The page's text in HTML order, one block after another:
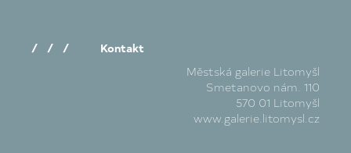
/ / / Kontakt
Městská galerie Litomyšl
Smetanovo nám. 110
570 01 Litomyšl
www.galerie.litomysl.cz